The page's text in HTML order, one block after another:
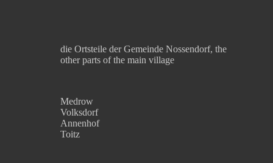
die Ortsteile der Gemeinde Nossendorf, the
other parts of the main village
Medrow
Volksdorf
Annenhof
Toitz